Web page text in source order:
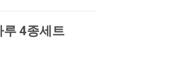
루 4종세트